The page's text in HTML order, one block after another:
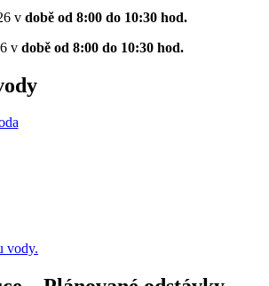
vdobě od 8:00 do 10:30 hod.
vdobě od 8:00 do 10:30 hod.
vody.